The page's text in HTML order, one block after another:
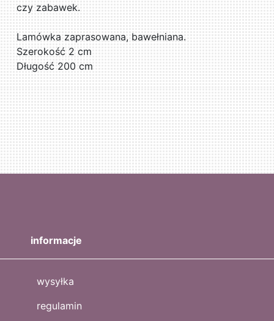
czy zabawek.
Lamówka zaprasowana, bawełniana.
Szerokość 2 cm
Długość 200 cm
informacje
wysyłka
regulamin